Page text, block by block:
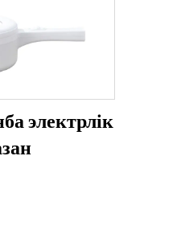
электрлік